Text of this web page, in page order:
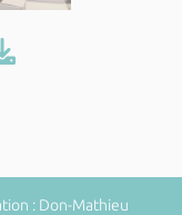
: Don-Mathieu